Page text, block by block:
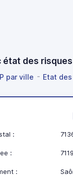
des risques
par ville Etat
:
:
: